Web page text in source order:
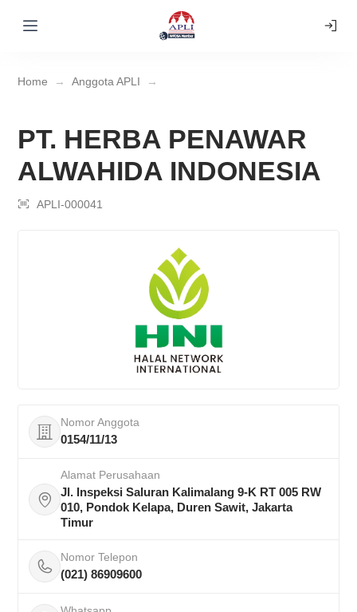
Home Anggota APLI
PT. HERBA PENAWAR
ALWAHIDA INDONESIA
APLI-000041
Nomor Anggota
0154/11/13
Alamat Perusahaan
Jl. Inspeksi Saluran Kalimalang 9-K RT 005 RW
010, Pondok Kelapa, Duren Sawit, Jakarta
Timur
Nomor Telepon
(021) 86909600